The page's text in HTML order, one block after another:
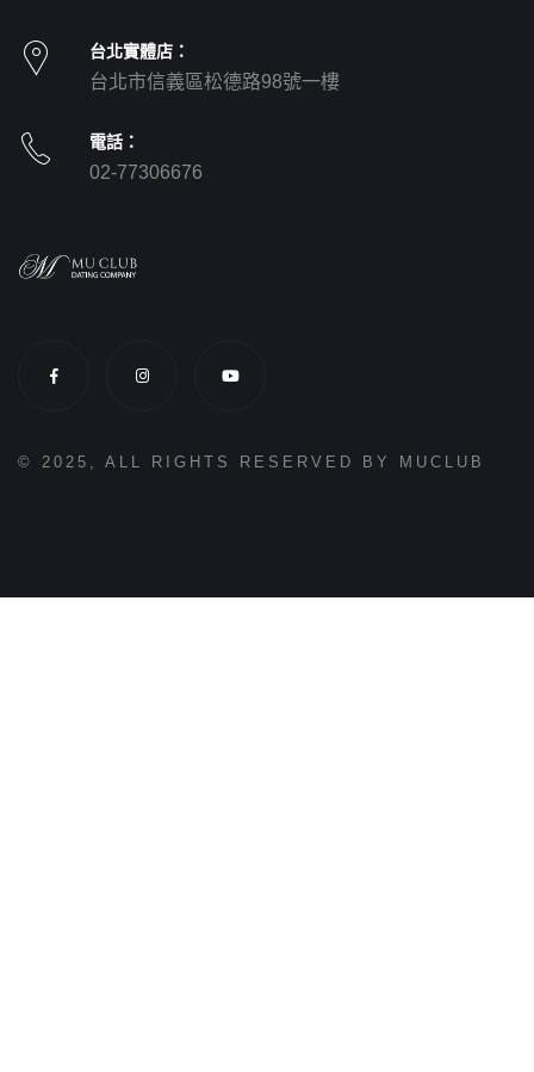
台北實體店：
台北市信義區松德路98號一樓
電話：
02-77306676
© 2025, ALL RIGHTS RESERVED BY MUCLUB